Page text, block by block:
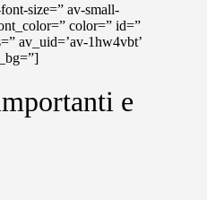
size=” av-small-
color=” id=”
av_uid=’av-1hw4vbt’
e